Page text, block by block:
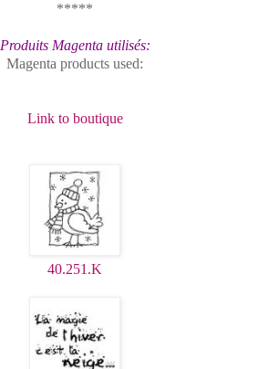
*****
Produits Magenta utilisés:
Magenta products used:
Link to boutique
40.251.K